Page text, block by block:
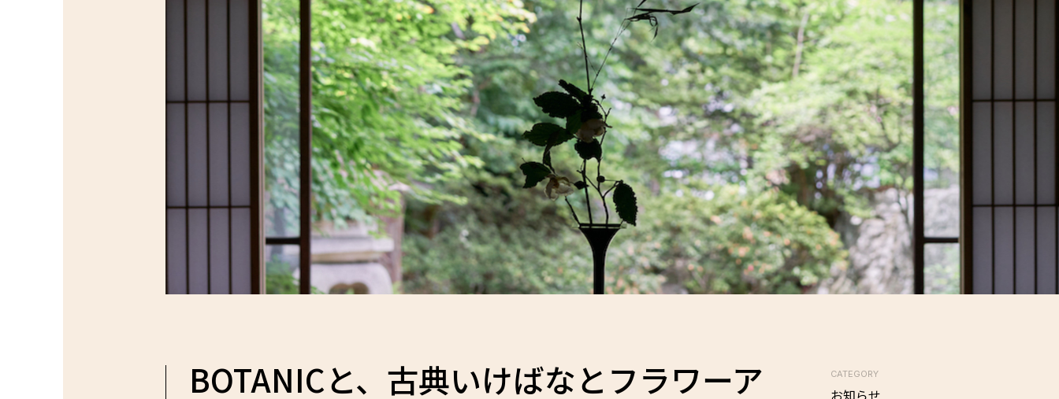
BOTANICと、古典いけばなとフラワーア
CATEGORY
お知らせ